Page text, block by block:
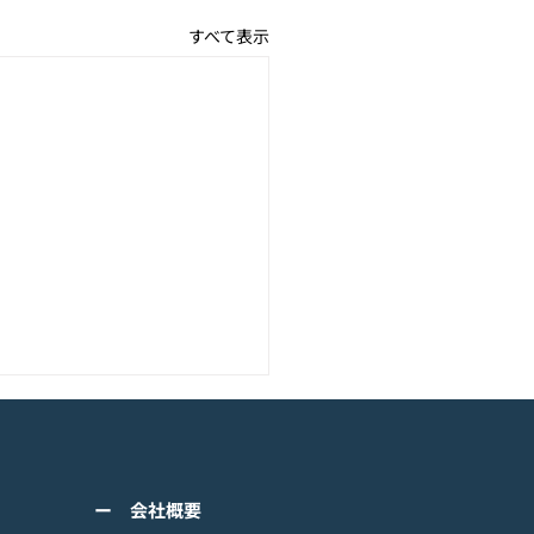
すべて表示
の なにしてる？』<span
は下記PDFをご確認くださ
【ゲームオン プレスリリ
ー 会社概要